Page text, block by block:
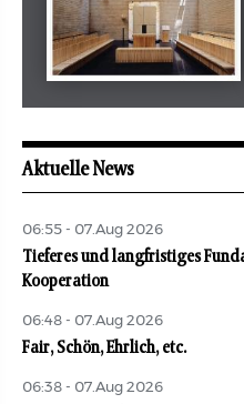
revue juive
Aktuelle News
06:55 - 07.Aug 2026
Tieferes und langfristiges
Kooperation
06:48 - 07.Aug 2026
Fair, Schön, Ehrlich, etc.
06:38 - 07.Aug 2026